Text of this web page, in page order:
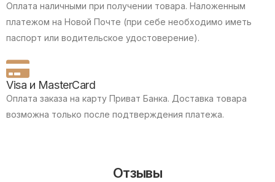
Оплата наличными при получении товара. Наложенным
платежом на Новой Почте (при себе необходимо иметь
паспорт или водительское удостоверение).
Visa и MasterCard
Оплата заказа на карту Приват Банка. Доставка товара
возможна только после подтверждения платежа.
Отзывы